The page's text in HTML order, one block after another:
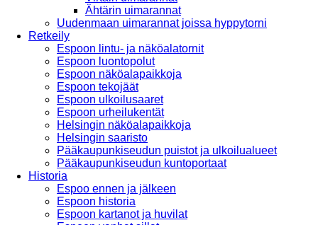
Ähtärin uimarannat
Uudenmaan uimarannat joissa hyppytorni
Retkeily
Espoon lintu- ja näköalatornit
Espoon luontopolut
Espoon näköalapaikkoja
Espoon tekojäät
Espoon ulkoilusaaret
Espoon urheilukentät
Helsingin näköalapaikkoja
Helsingin saaristo
Pääkaupunkiseudun puistot ja ulkoilualueet
Pääkaupunkiseudun kuntoportaat
Historia
Espoo ennen ja jälkeen
Espoon historia
Espoon kartanot ja huvilat